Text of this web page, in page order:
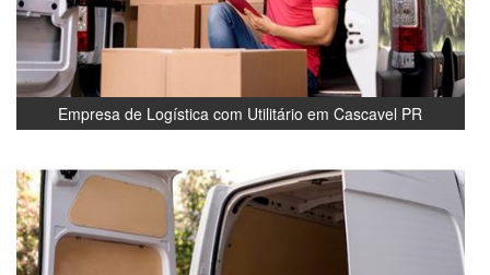
Empresa de Logística com Utilitário em Cascavel PR